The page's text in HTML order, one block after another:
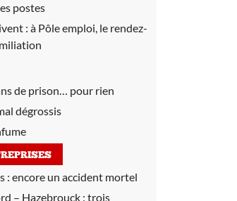
postes
: à Pôle emploi, le rendez-
de prison… pour rien
dégrossis
: encore un accident mortel
– Hazebrouck : trois